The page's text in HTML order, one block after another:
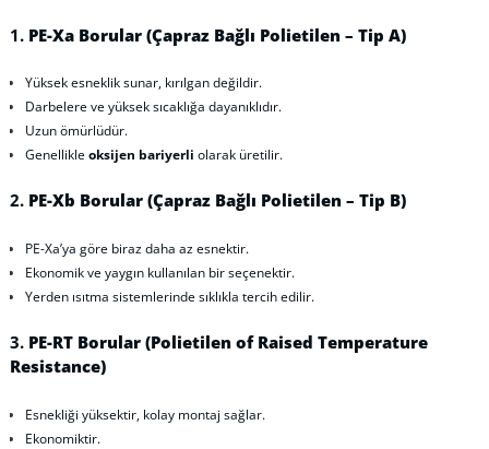
1. PE-Xa Borular (Çapraz Bağlı Polietilen – Tip A)
Yüksek esneklik sunar, kırılgan değildir.
Darbelere ve yüksek sıcaklığa dayanıklıdır.
Uzun ömürlüdür.
Genellikleoksijen bariyerli olarak üretilir.
2. PE-Xb Borular (Çapraz Bağlı Polietilen – Tip B)
PE-Xa’ya göre biraz daha az esnektir.
Ekonomik ve yaygın kullanılan bir seçenektir.
Yerden ısıtma sistemlerinde sıklıkla tercih edilir.
3. PE-RT Borular (Polietilen of Raised Temperature
Resistance)
Esnekliği yüksektir, kolay montaj sağlar.
Ekonomiktir.